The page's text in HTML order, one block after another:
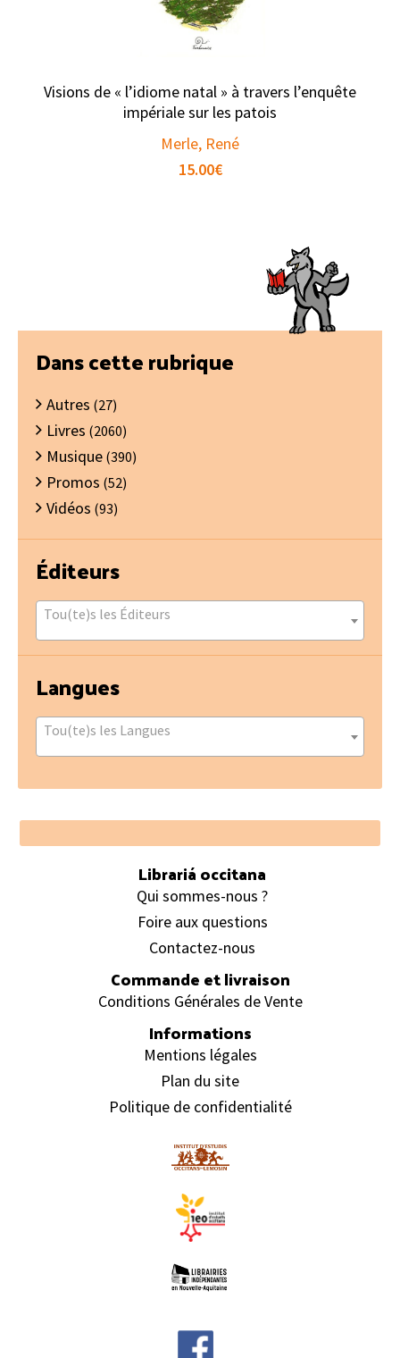
Visions de « l’idiome natal » à travers l’enquête
impériale sur les patois
Merle, René
15.00€
Barre
latérale
principale
Dans cette rubrique
Autres (27)
Livres (2060)
Musique (390)
Promos (52)
Vidéos (93)
Éditeurs
Tou(te)s les Éditeurs
Langues
Tou(te)s les Langues
Footer
Librariá occitana
Qui sommes-nous ?
Foire aux questions
Contactez-nous
Commande et livraison
Conditions Générales de Vente
Informations
Mentions légales
Plan du site
Politique de confidentialité